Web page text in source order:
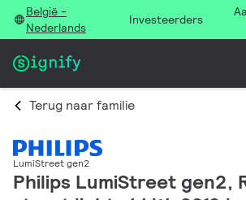
België -
Nederlands
Investeerders
Terug naar familie
LumiStreet gen2
Philips LumiStreet gen2,